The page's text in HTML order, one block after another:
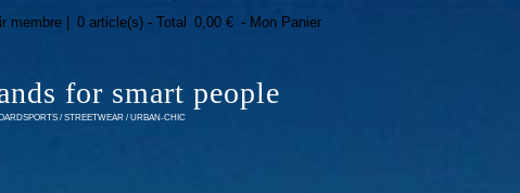
for smart people
/ STREETWEAR / URBAN-CHIC
membre | 0 article(s) - Total 0,00 € - Mon Panier